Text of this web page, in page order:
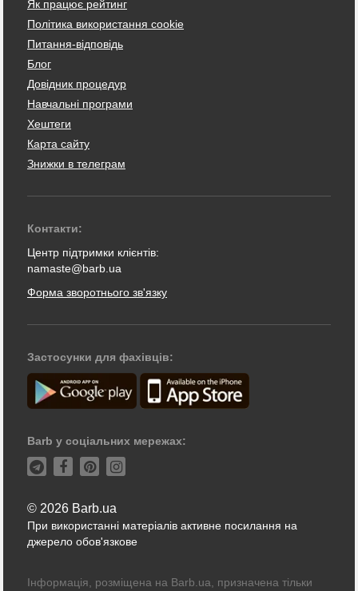
Як працює рейтинг
Політика використання cookie
Питання-відповідь
Блог
Довідник процедур
Навчальні програми
Хештеги
Карта сайту
Знижки в телеграм
Контакти:
Центр підтримки клієнтів:
namaste@barb.ua
Форма зворотнього зв'язку
Застосунки для фахівців:
Barb у соціальних мережах:
© 2026 Barb.ua
При використанні матеріалів активне посилання на
джерело обов'язкове
Інформація, розміщена на Barb.ua, призначена тільки